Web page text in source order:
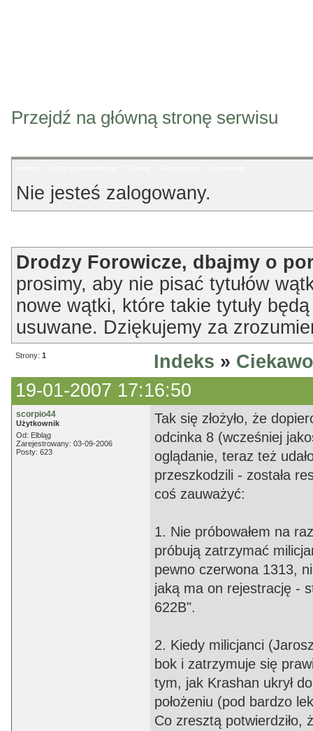
Przejdź na główną stronę serwisu
Nie jesteś zalogowany.
Drodzy Forowicze, dbajmy o
prosimy, aby nie pisać tytułów
nowe wątki, które takie tytuły
usuwane. Dziękujemy za
Strony: 1 Indeks »
19-01-2007 17:16:50
scorpio44
Użytkownik
Od: Elbląg
Zarejestrowany: 03-09-2006
Posty: 623
Tak się złożyło, że
odcinka 8 (wcześniej
oglądanie, teraz też
przeszkodzili - została
coś zauważyć:
1. Nie próbowałem na
próbują zatrzymać
pewno czerwona 1313,
jaką ma on rejestrację -
622B".
2. Kiedy milicjanci
bok i zatrzymuje się
tym, jak Krashan ukrył
położeniu (pod bardzo
Co zresztą potwierdziło,